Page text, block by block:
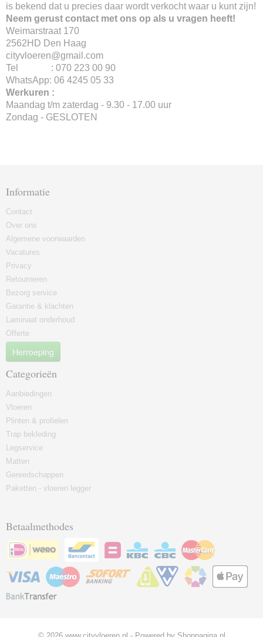
is bekend dat u precies daar wordt verkocht waar u kunt zijn!
Neem gerust contact met ons op als u vragen heeft!
Weimarstraat 170
2562HD Den Haag
cityvloeren@gmail.com
Tel : 070 223 00 90
WhatsApp: 06 4245 05 33
Werkuren :
Maandag t/m zaterdag - 9.30 - 17.00 uur
Zondag - GESLOTEN
Informatie
Contact
Over ons
Algemene voorwaarden
Vacatures
Privacy
Retourneren
Bezorg service
Garantie & klachten
Laminaat onderhoud
Offerte
Herroeping
Categorieën
Aanbiedingen
Vloeren
Plinten & profielen
Trap bekleding
Legservice
Matten
Gereedschappen
Paketten - vloeren legger
Betaalmethodes